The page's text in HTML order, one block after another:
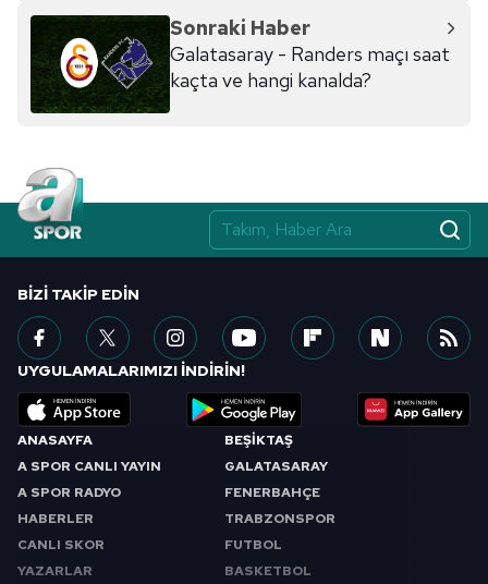
Sonraki Haber
Galatasaray - Randers maçı saat
kaçta ve hangi kanalda?
ANASAYFA
A SPOR CANLI YAYIN
A SPOR RADYO
HABERLER
CANLI SKOR
YAZARLAR
BEŞİKTAŞ
GALATASARAY
FENERBAHÇE
TRABZONSPOR
FUTBOL
BASKETBOL
BIZI TAKIP EDIN
UYGULAMALARIMIZI İNDİRİN!